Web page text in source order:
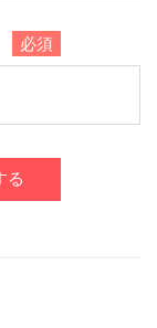
必須
る